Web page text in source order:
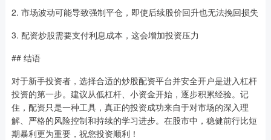
2. 市场波动可能导致强制平仓，即使后续股价回升也无法挽回损失
3. 配资炒股需要支付利息成本，这会增加投资压力
## 结语
对于新手投资者，选择合适的炒股配资平台并安全开户是进入杠杆
投资的第一步。建议从低杠杆、小资金开始，逐步积累经验。记
住，配资只是一种工具，真正的投资成功来自于对市场的深入理
解、严格的风险控制和持续的学习进步。在股市中，稳健前行比短
期暴利更为重要，祝您投资顺利！